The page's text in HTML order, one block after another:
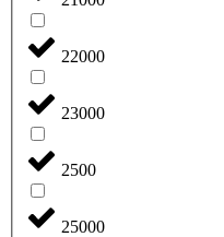
22000
23000
2500
25000